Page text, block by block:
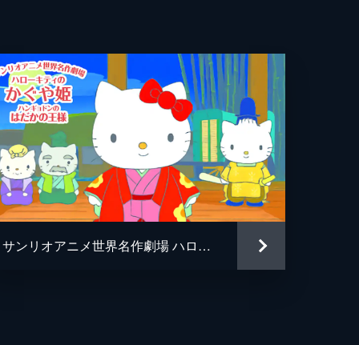
サンリオアニメ世界名作劇場 ハローキティのかぐや姫／ハンギョドンのはだかの王様